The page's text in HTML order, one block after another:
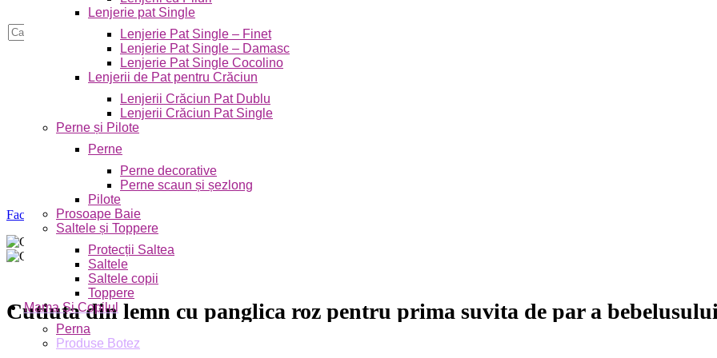
Skip to navigationSkip to main content
Caută
Lenjerie pat Single
Lenjerie Pat Single – Finet
Lenjerie Pat Single – Damasc
Lenjerie Pat Single Cocolino
Lenjerii de Pat pentru Crăciun
Lenjerii Crăciun Pat Dublu
Lenjerii Crăciun Pat Single
Perne și Pilote
Perne
Perne decorative
Perne scaun și șezlong
Pilote
Prosoape Baie
Saltele și Toppere
Protecții Saltea
Saltele
Saltele copii
Toppere
Mama Și Copilul
Perna
Produse Botez
Faceți click pentru a mări
Cutiuta din lemn cu panglica roz pentru prima suvita de par a